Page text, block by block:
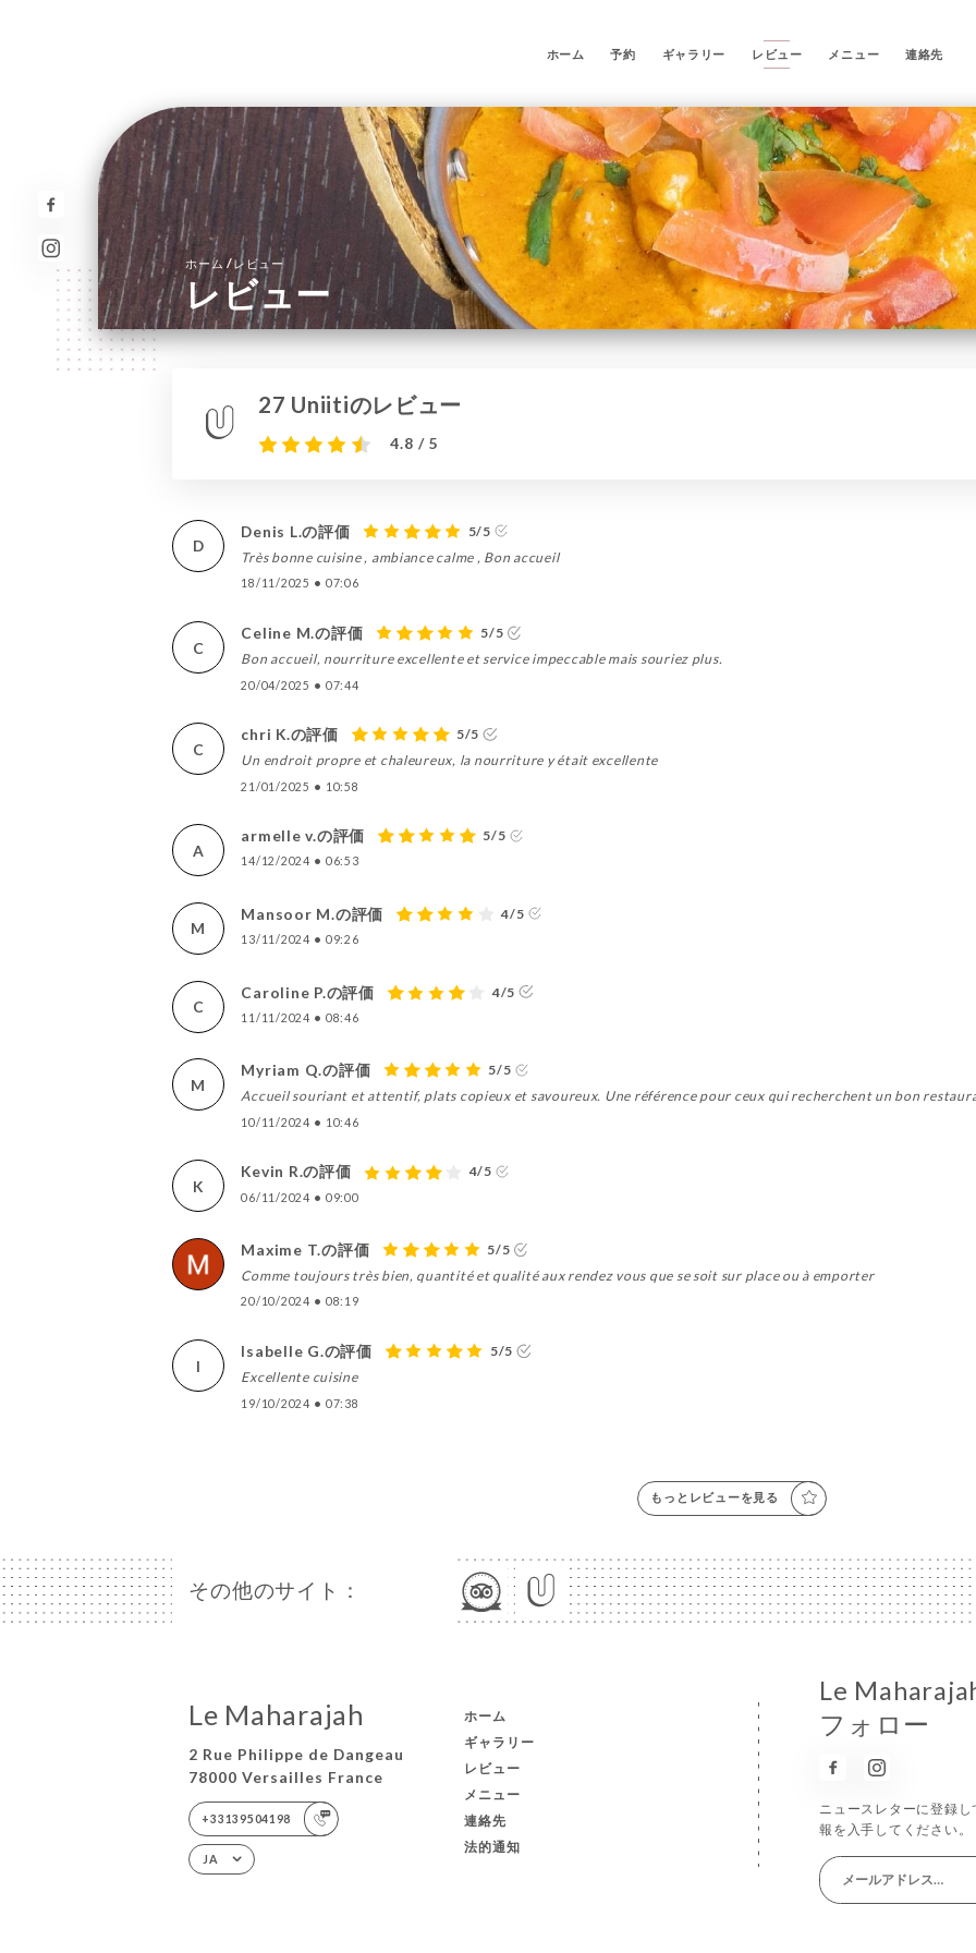
ホーム 予約 ギャラリー レビュー メニュー 連絡先
ホーム/レビュー
レビュー
27 Uniitiのレビュー
4.8 / 5
D
Denis L.の評価
5/5
Très bonne cuisine , ambiance calme , Bon accueil
18/11/2025 • 07:06
C
Celine M.の評価
5/5
Bon accueil, nourriture excellente et service impeccable mais souriez plus.
20/04/2025 • 07:44
C
chri K.の評価
5/5
Un endroit propre et chaleureux, la nourriture y était excellente
21/01/2025 • 10:58
A
armelle v.の評価 5/5
14/12/2024 • 06:53
M
Mansoor M.の評価 4/5
13/11/2024 • 09:26
C
Caroline P.の評価 4/5
11/11/2024 • 08:46
M
Myriam Q.の評価
5/5
Accueil souriant et attentif, plats copieux et savoureux. Une référence pour ceux qui recherchent un bon
10/11/2024 • 10:46
K
Kevin R.の評価 4/5
06/11/2024 • 09:00
Maxime T.の評価
5/5
Comme toujours très bien, quantité et qualité aux rendez vous que se soit sur place ou à emporter
20/10/2024 • 08:19
I
Isabelle G.の評価
5/5
Excellente cuisine
19/10/2024 • 07:38
もっとレビューを見る
その他のサイト：
Le Maharajah
2 Rue Philippe de Dangeau
78000 Versailles France
+33139504198
JA
ホーム
ギャラリー
レビュー
メニュー
連絡先
法的通知
Le
フォロー
ニュースレターに登録
報を入手してください。